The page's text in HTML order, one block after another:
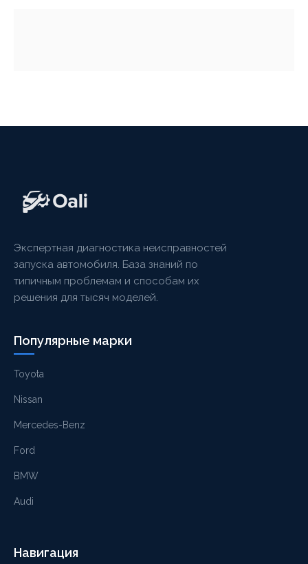
Экспертная диагностика неисправностей
запуска автомобиля. База знаний по
типичным проблемам и способам их
решения для тысяч моделей.
Популярные марки
Toyota
Nissan
Mercedes-Benz
Ford
BMW
Audi
Навигация